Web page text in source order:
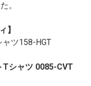
。
】
ツ158-HGT
シャツ 0085-CVT